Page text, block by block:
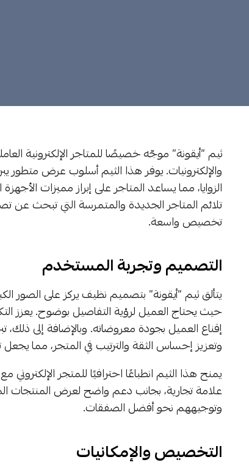
ثيم “أيقونة” موجّه خصيصًا للمتاجر الإلكترونية
والإلكترونيات. يوفر هذا الثيم أسلوب عرض
الزوايا، مما يساعد المتاجر على إبراز مميزات
تلائم المتاجر الجديدة والمتمرسة التي تبحث
تخصيص واسعة.
التصميم وتجربة المستخدم
يتألق ثيم “أيقونة” بتصميم نظيف يركز على الصور
حيث يحتاج العميل لرؤية التفاصيل بوضوح. يعزز
إقناع العميل بجودة معروضاته. وبالإضافة إلى
وتعزيز إحساس الثقة والترتيب في المتجر، مما
يمنح هذا الثيم انطباعًا احترافيًا للمتجر
علامة تجارية، بجانب دعم واضح لعرض المنتجات
وتوجيههم نحو أفضل الصفقات.
التخصيص والإمكانيات